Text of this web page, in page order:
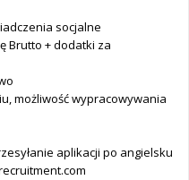
socjalne
Brutto + dodatki za
możliwość wypracowywania
aplikacji po angielsku